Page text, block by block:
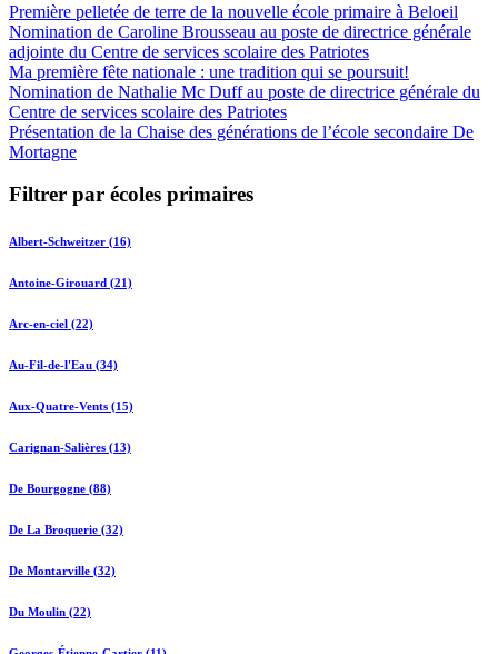
Première pelletée de terre de la nouvelle école primaire à Beloeil
Nomination de Caroline Brousseau au poste de directrice générale
adjointe du Centre de services scolaire des Patriotes
Ma première fête nationale : une tradition qui se poursuit!
Nomination de Nathalie Mc Duff au poste de directrice générale du
Centre de services scolaire des Patriotes
Présentation de la Chaise des générations de l’école secondaire De
Mortagne
Filtrer par écoles primaires
Albert-Schweitzer (16)
Antoine-Girouard (21)
Arc-en-ciel (22)
Au-Fil-de-l'Eau (34)
Aux-Quatre-Vents (15)
Carignan-Salières (13)
De Bourgogne (88)
De La Broquerie (32)
De Montarville (32)
Du Moulin (22)